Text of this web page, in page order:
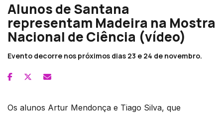
Alunos de Santana
representam Madeira na Mostra
Nacional de Ciência (vídeo)
Evento decorre nos próximos dias 23 e 24 de novembro.
Os alunos Artur Mendonça e Tiago Silva, que